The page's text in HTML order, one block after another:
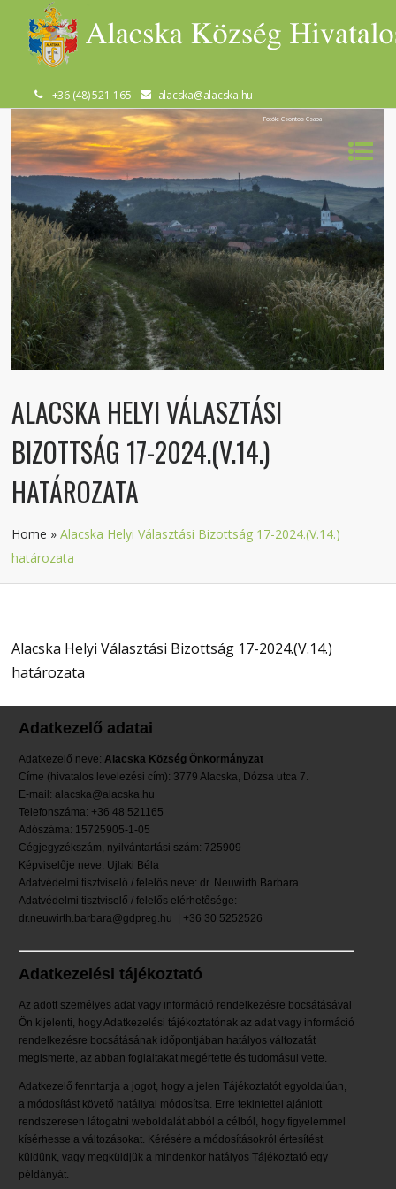
+36 (48) 521-165 alacska@alacska.hu
Fotók: Csontos Csaba
ALACSKA HELYI VÁLASZTÁSI
BIZOTTSÁG 17-2024.(V.14.)
HATÁROZATA
Home »Alacska Helyi Választási Bizottság 17-2024.(V.14.)
határozata
Alacska Helyi Választási Bizottság 17-2024.(V.14.)
határozata